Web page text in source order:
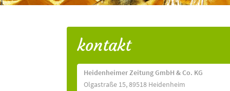
kontakt
Heidenheimer Zeitung GmbH & Co. KG
Olgastraße 15, 89518 Heidenheim